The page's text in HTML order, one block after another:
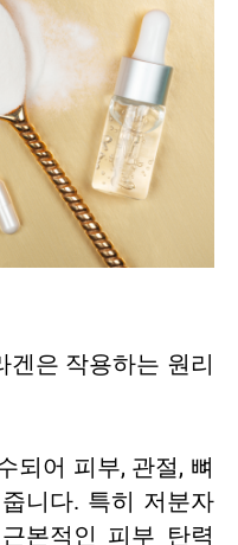
은 작용하는 원리
되어 피부, 관절, 뼈
니다. 특히 저분자
본적인 피부 탄력